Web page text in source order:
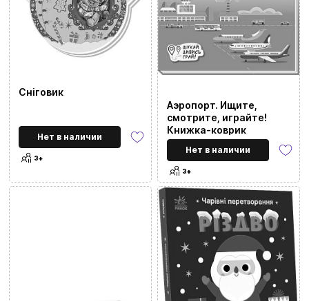
Сніговик
Нет в наличии
3+
Аэропорт. Ищите,
смотрите, играйте!
Книжка-коврик
Нет в наличии
3+